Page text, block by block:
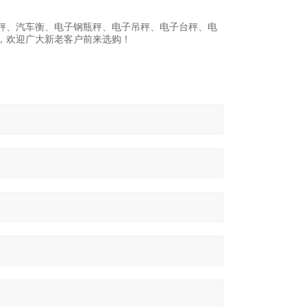
汽车衡、电子钢瓶秤、电子吊秤、电子台秤、电
迎广大新老客户前来选购！